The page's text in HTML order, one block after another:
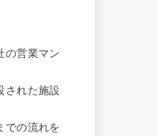
の営業マン
された施設
の流れを